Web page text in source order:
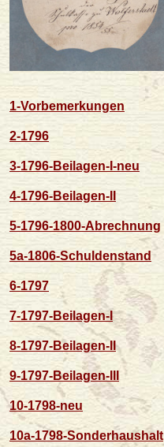
1-Vorbemerkungen
2-1796
3-1796-Beilagen-I-neu
4-1796-Beilagen-II
5-1796-1800-Abrechnung
5a-1806-Schuldenstand
6-1797
7-1797-Beilagen-I
8-1797-Beilagen-II
9-1797-Beilagen-III
10-1798-neu
10a-1798-Sonderhaushalt